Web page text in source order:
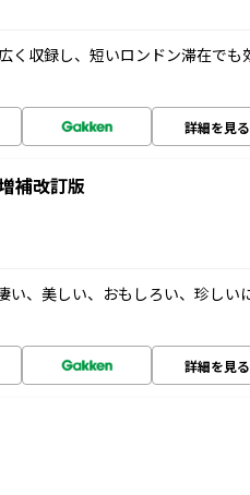
く収録し、短いロンドン滞在でも
詳細を見る
補改訂版
い、美しい、おもしろい、珍しい
詳細を見る